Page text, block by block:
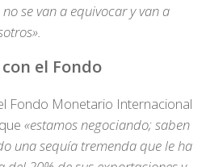
se van a equivocar y van a
el Fondo
Fondo Monetario Internacional
«estamos negociando; saben
una sequía tremenda que le ha